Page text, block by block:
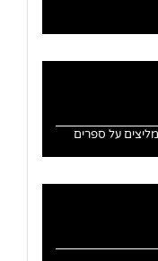
על ספרים